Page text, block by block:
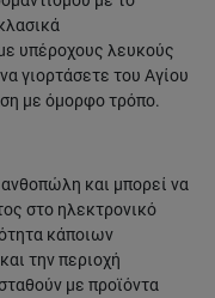
υπέροχους λευκούς
γιορτάσετε του Αγίου
με όμορφο τρόπο.
και μπορεί να
στο ηλεκτρονικό
κάποιων
την περιοχή
με προϊόντα